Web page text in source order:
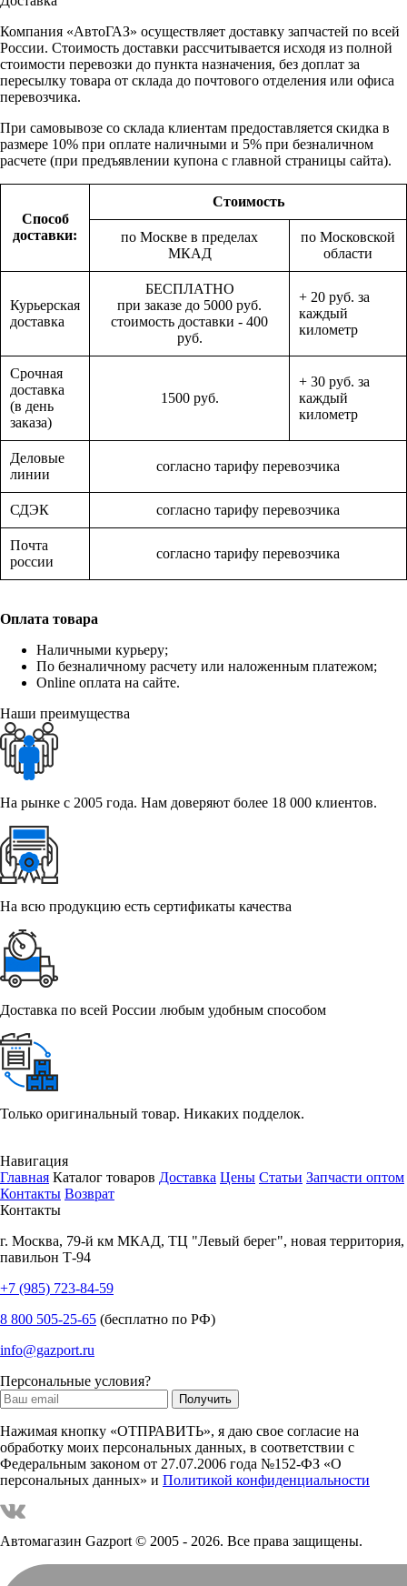
Компания «АвтоГАЗ» осуществляет доставку запчастей по всей
России. Стоимость доставки рассчитывается исходя из полной
стоимости перевозки до пункта назначения, без доплат за
пересылку товара от склада до почтового отделения или офиса
перевозчика.
При самовывозе со склада клиентам предоставляется скидка в
размере 10% при оплате наличными и 5% при безналичном
расчете (при предъявлении купона с главной страницы сайта).
Способ
доставки:
Стоимость
по Москве в пределах
МКАД
по Московской
области
Курьерская
доставка
БЕСПЛАТНО
при заказе до 5000 руб.
стоимость доставки - 400
руб.
+ 20 руб. за
каждый
километр
Срочная
доставка
(в день
заказа)
1500 руб.
+ 30 руб. за
каждый
километр
Деловые
линии
согласно тарифу перевозчика
СДЭК согласно тарифу перевозчика
Почта
россии
согласно тарифу перевозчика
Оплата товара
Наличными курьеру;
По безналичному расчету или наложенным платежом;
Online оплата на сайте.
Наши преимущества
На рынке с 2005 года. Нам доверяют более 18 000 клиентов.
На всю продукцию есть сертификаты качества
Доставка по всей России любым удобным способом
Только оригинальный товар. Никаких подделок.
Навигация
Главная Каталог товаров Доставка Цены Статьи Запчасти оптом
Контакты Возврат
Контакты
г. Москва, 79-й км МКАД, ТЦ "Левый берег", новая территория,
павильон Т-94
+7 (985) 723-84-59
8 800 505-25-65 (бесплатно по РФ)
info@gazport.ru
Персональные условия?
Нажимая кнопку «ОТПРАВИТЬ», я даю свое согласие на
обработку моих персональных данных, в соответствии с
Федеральным законом от 27.07.2006 года №152-ФЗ «О
персональных данных» и Политикой конфиденциальности
Автомагазин Gazport© 2005 - 2026. Все права защищены.